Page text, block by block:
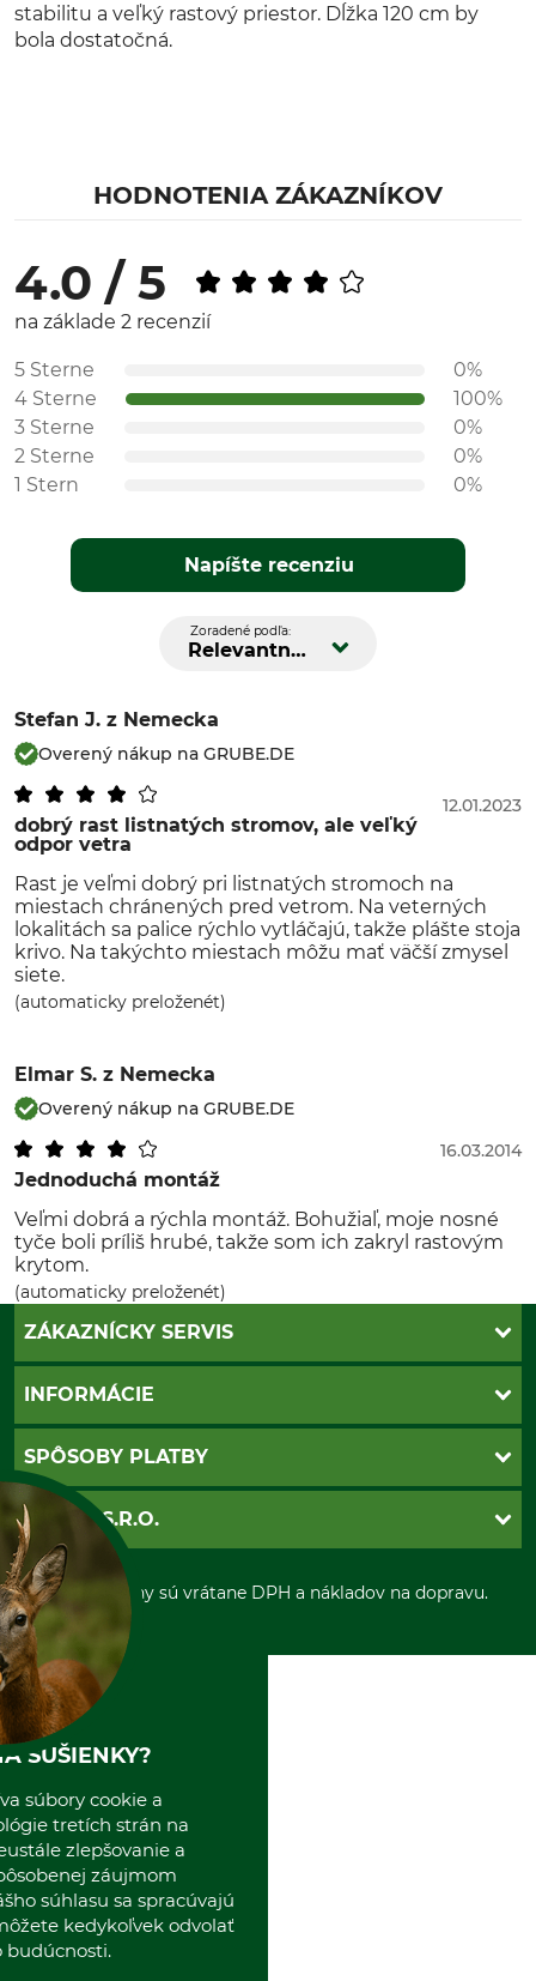
stabilitu a veľký rastový priestor. Dĺžka 120 cm by
bola dostatočná.
HODNOTENIA ZÁKAZNÍKOV
4.0 / 5
na základe 2 recenzií
5 Sterne
0%
4 Sterne
100%
3 Sterne
0%
2 Sterne
0%
1 Stern
0%
Napíšte recenziu
Zoradené podľa:
Relevantnosť
Stefan J. z Nemecka
Overený nákup na GRUBE.DE
dobrý rast listnatých stromov, ale veľký
odpor vetra
12.01.2023
Rast je veľmi dobrý pri listnatých stromoch na
miestach chránených pred vetrom. Na veterných
lokalitách sa palice rýchlo vytláčajú, takže plášte stoja
krivo. Na takýchto miestach môžu mať väčší zmysel
siete.
(automaticky preloženét)
Elmar S. z Nemecka
Overený nákup na GRUBE.DE
Jednoduchá montáž
16.03.2014
Veľmi dobrá a rýchla montáž. Bohužiaľ, moje nosné
tyče boli príliš hrubé, takže som ich zakryl rastovým
krytom.
(automaticky preloženét)
ZÁKAZNÍCKY SERVIS
Kontakt
Newsletter
Nastavenia súborov cookie
INFORMÁCIE
Povinné údaje
Obchodné podmienky
Ochrana osobnych udajov
Otváracie hodiny
Zrušenie objednávky
SPÔSOBY PLATBY
Dobierka
Platba vopred
Sepa-inkaso
Osobný odber
GRUBE S.R.O.
O nás
Predajňa
Kolektív GRUBE
Naše pobočky v Európe
*Všetky ceny sú vrátane DPH a nákladov na dopravu.
SUŠIENKY?
súbory cookie a
tretích strán na
zlepšovanie a
záujmom
súhlasu sa spracúvajú
kedykoľvek odvolať
budúcnosti.